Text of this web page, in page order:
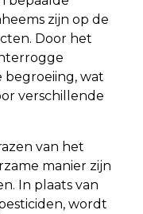
zijn op de
Door het
begroeiing, wat
verschillende
van het
manier zijn
In plaats van
wordt